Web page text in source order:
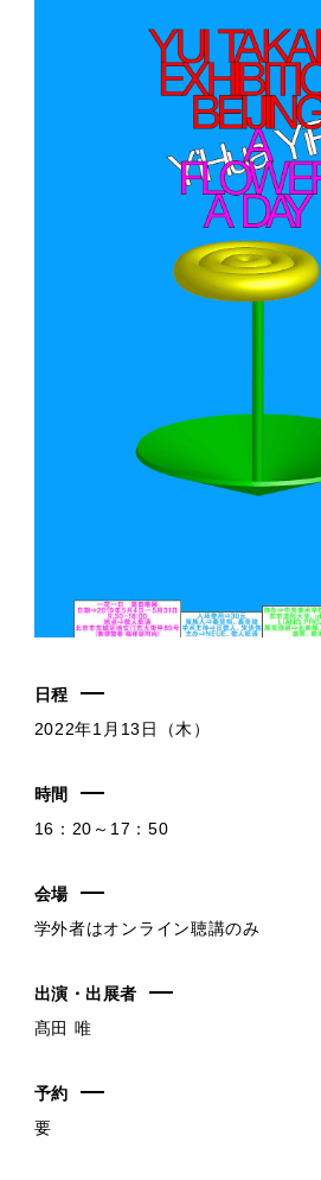
日程
2022年1月13日（木）
時間
16：20～17：50
会場
学外者はオンライン聴講のみ
出演・出展者
髙田 唯
予約
要